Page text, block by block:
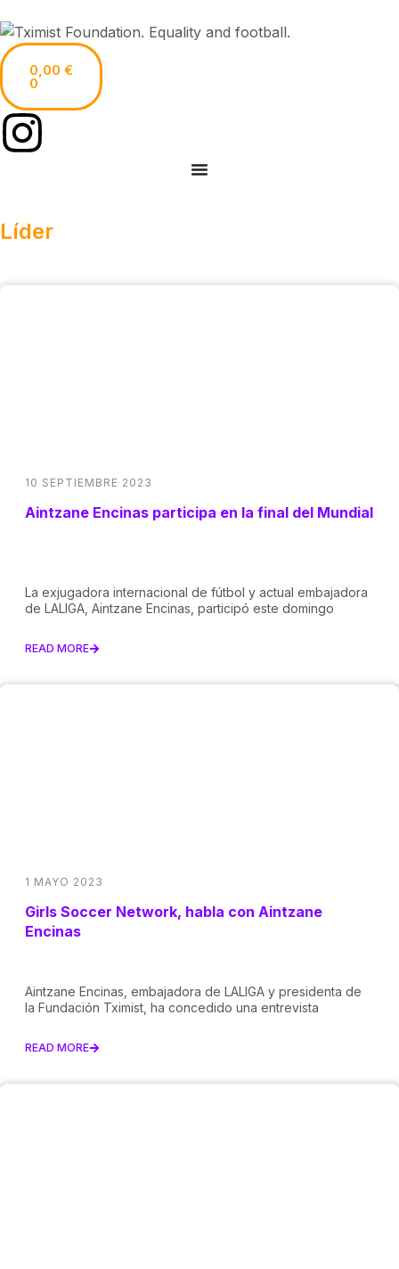
0,00 €
0
Líder
10 SEPTIEMBRE 2023
Aintzane Encinas participa en la final del Mundial
La exjugadora internacional de fútbol y actual embajadora
de LALIGA, Aintzane Encinas, participó este domingo
READ MORE
1 MAYO 2023
Girls Soccer Network, habla con Aintzane
Encinas
Aintzane Encinas, embajadora de LALIGA y presidenta de
la Fundación Tximist, ha concedido una entrevista
READ MORE